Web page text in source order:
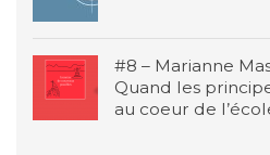
#8 – Marianne
Quand les
au coeur de